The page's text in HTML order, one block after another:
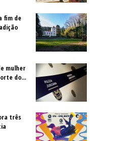
fim de
mulher
do...
três